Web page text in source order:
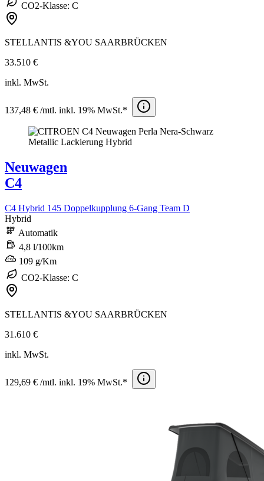
CO2-Klasse: C
STELLANTIS &YOU SAARBRÜCKEN
33.510 €
inkl. MwSt.
137,48 € /mtl. inkl. 19% MwSt.*
Neuwagen
C4
C4 Hybrid 145 Doppelkupplung 6-Gang Team D
Hybrid
Automatik
4,8 l/100km
109 g/Km
CO2-Klasse: C
STELLANTIS &YOU SAARBRÜCKEN
31.610 €
inkl. MwSt.
129,69 € /mtl. inkl. 19% MwSt.*